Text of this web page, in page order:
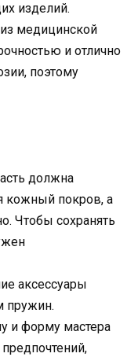
изделий.
медицинской
и отлично
поэтому
должна
кожный покров, а
Чтобы сохранять
аксессуары
пружин.
и форму мастера